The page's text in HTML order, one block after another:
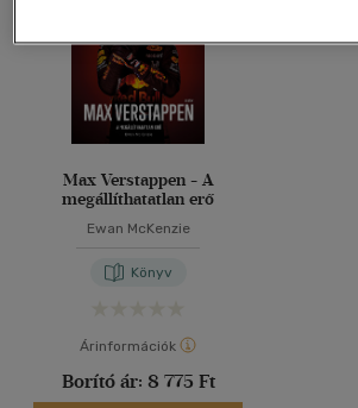
Alkalmaz
Max Verstappen - A
megállíthatatlan erő
Ewan McKenzie
Könyv
Árinformációk
Borító ár: 8 775 Ft